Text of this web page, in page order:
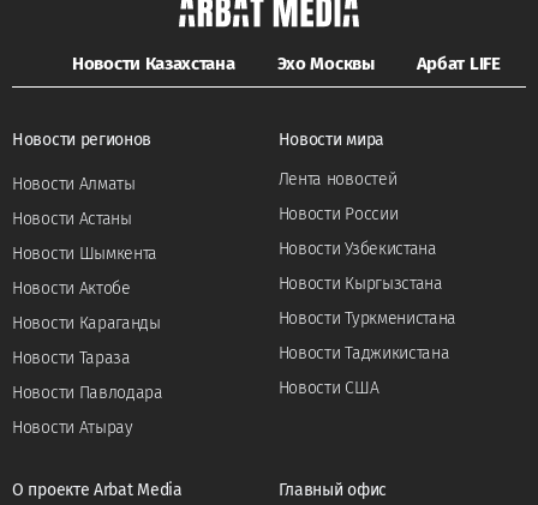
Новости Казахстана Эхо Москвы Арбат LIFE
Новости регионов
Новости Алматы
Новости Астаны
Новости Шымкента
Новости Актобе
Новости Караганды
Новости Тараза
Новости Павлодара
Новости Атырау
Новости мира
Лента новостей
Новости России
Новости Узбекистана
Новости Кыргызстана
Новости Туркменистана
Новости Таджикистана
Новости США
О проекте Arbat Media
Главный офис